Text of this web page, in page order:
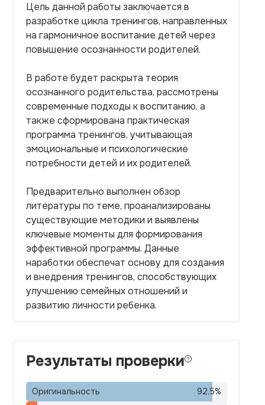
Цель данной работы заключается в
разработке цикла тренингов, направленных
на гармоничное воспитание детей через
повышение осознанности родителей.
В работе будет раскрыта теория
осознанного родительства, рассмотрены
современные подходы к воспитанию, а
также сформирована практическая
программа тренингов, учитывающая
эмоциональные и психологические
потребности детей и их родителей.
Предварительно выполнен обзор
литературы по теме, проанализированы
существующие методики и выявлены
ключевые моменты для формирования
эффективной программы. Данные
наработки обеспечат основу для создания
и внедрения тренингов, способствующих
улучшению семейных отношений и
развитию личности ребенка.
Результаты проверки
Оригинальность 92,5%